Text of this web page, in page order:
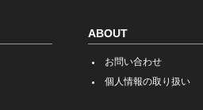
ABOUT
お問い合わせ
個人情報の取り扱い